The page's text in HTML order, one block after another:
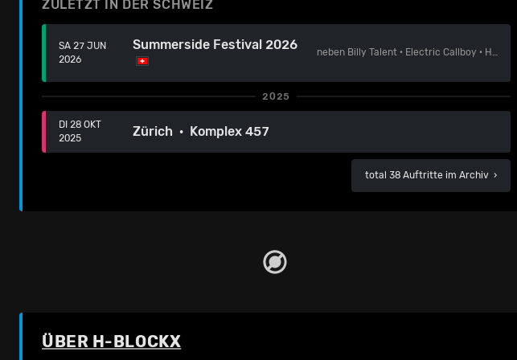
ZULETZT IN DER SCHWEIZ
SA 27 JUN
2026
Summerside Festival 2026
neben Billy Talent · Electric Callboy · Helloween
2025
DI 28 OKT
2025
Zürich · Komplex 457
total 38 Auftritte im Archiv ›
ÜBER H-BLOCKX